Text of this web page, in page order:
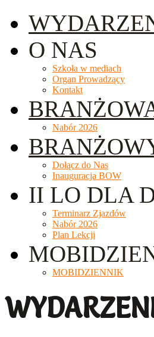
O NAS
Szkoła w mediach
Organ Prowadzący
Kontakt
Nabór 2026
Dołącz do Nas
Inauguracja BOW
II LO DLA
Terminarz Zjazdów
Nabór 2026
Plan Lekcji
MOBIDZIENNIK